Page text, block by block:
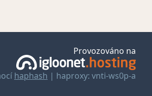
Provozováno na
haphash | haproxy: vnti-ws0p-a